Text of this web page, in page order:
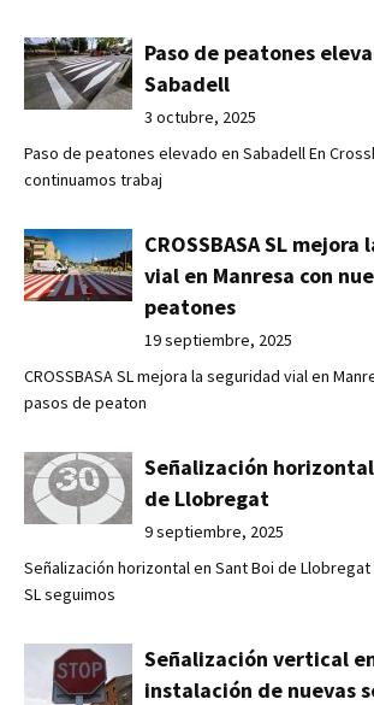
Paso de peatones
Sabadell
3 octubre, 2025
Paso de peatones elevado en Sabadell En
continuamos trabaj
CROSSBASA SL
vial en Manresa con
peatones
19 septiembre, 2025
CROSSBASA SL mejora la seguridad vial en
pasos de peaton
Señalización
de Llobregat
9 septiembre, 2025
Señalización horizontal en Sant Boi de Llobregat
SL seguimos
Señalización vertical
instalación de nuevas